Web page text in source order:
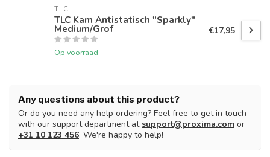
TLC
TLC Kam Antistatisch "Sparkly"
Medium/Grof
Op voorraad
€17,95
Any questions about this product?
Or do you need any help ordering? Feel free to get in touch
with our support department atsupport@proxima.com or
+31 10 123 456. We're happy to help!